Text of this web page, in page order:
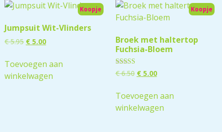
Koopje
Jumpsuit Wit-Vlinders
€5.95 €5.00
Toevoegen aan
winkelwagen
Koopje
Broek met haltertop
Fuchsia-Bloem
Gewaardeerd
5.00
€6.50 €5.00
Toevoegen aan
winkelwagen